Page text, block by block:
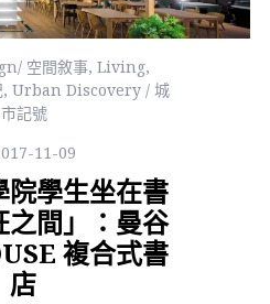
空間敘事, Living,
,Urban Discovery / 城
市記號
11-09
院學生坐在書
之間」：曼谷
複合式書
店